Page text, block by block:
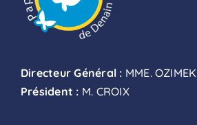
Directeur Général : MME. OZIMEK
Président : M. CROIX